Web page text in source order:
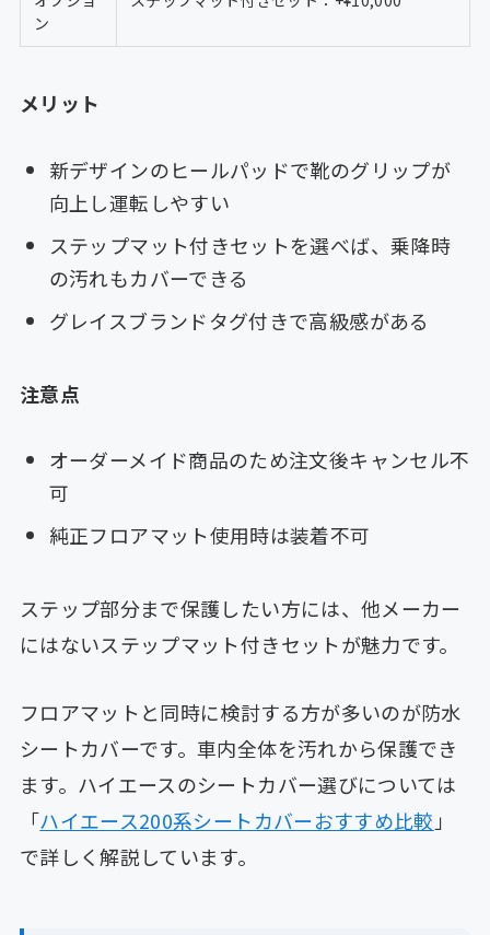
ン
メリット
新デザインのヒールパッドで靴のグリップが
向上し運転しやすい
ステップマット付きセットを選べば、乗降時
の汚れもカバーできる
グレイスブランドタグ付きで高級感がある
注意点
オーダーメイド商品のため注文後キャンセル不
可
純正フロアマット使用時は装着不可
ステップ部分まで保護したい方には、他メーカー
にはないステップマット付きセットが魅力です。
フロアマットと同時に検討する方が多いのが防水
シートカバーです。車内全体を汚れから保護でき
ます。ハイエースのシートカバー選びについては
「ハイエース200系シートカバーおすすめ比較 」
で詳しく解説しています。